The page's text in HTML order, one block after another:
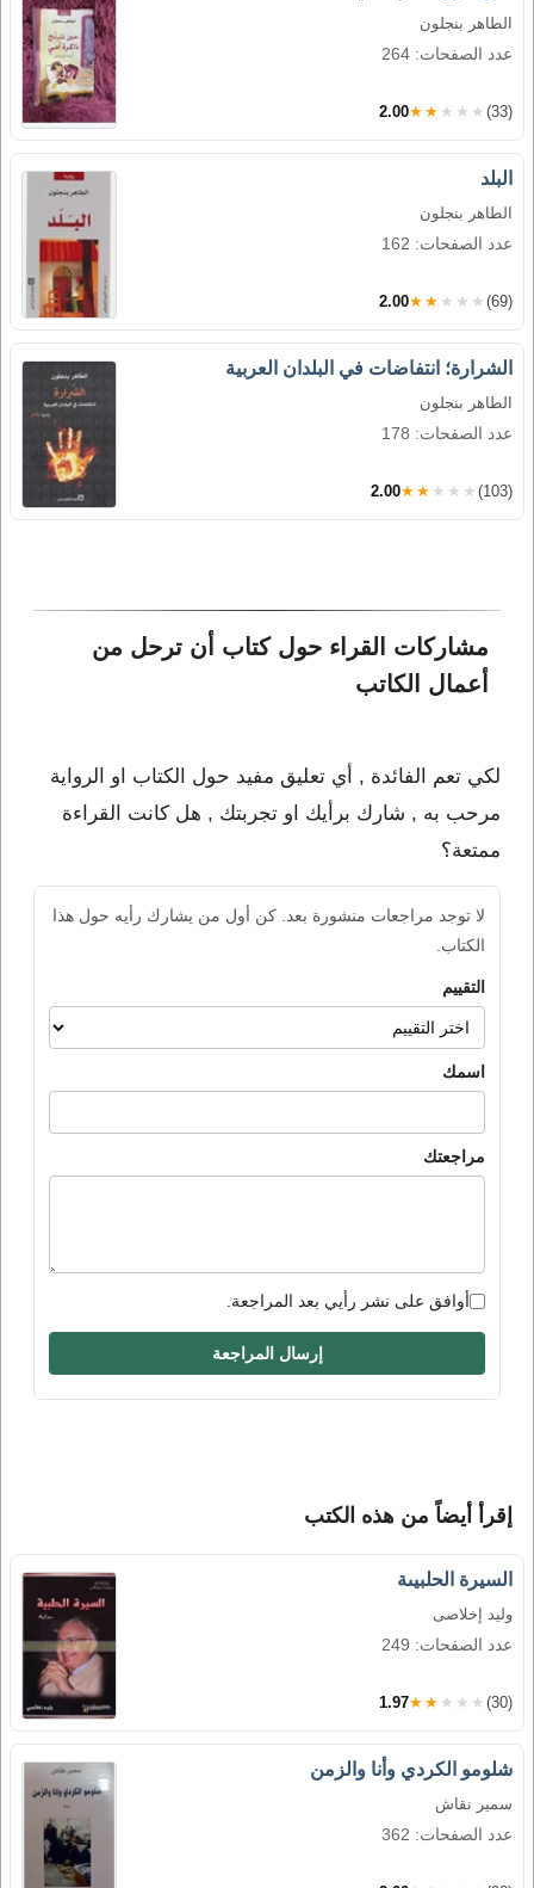
الطاهر بنجلون
عدد الصفحات: 264
2.00★★★★★ (33)
البلد
الطاهر بنجلون
عدد الصفحات: 162
2.00★★★★★ (69)
الشرارة؛ انتفاضات في البلدان العربية
الطاهر بنجلون
عدد الصفحات: 178
2.00★★★★★ (103)
مشاركات القراء حول كتاب أن ترحل من
أعمال الكاتب
لكي تعم الفائدة , أي تعليق مفيد حول الكتاب او الرواية
مرحب به , شارك برأيك او تجربتك , هل كانت القراءة
ممتعة؟
لا توجد مراجعات منشورة بعد. كن أول من يشارك رأيه حول هذا
الكتاب.
التقييم
اسمك
مراجعتك
أوافق على نشر رأيي بعد المراجعة.
إرسال المراجعة
إقرأ أيضاً من هذه الكتب
السيرة الحلبيىة
وليد إخلاصى
عدد الصفحات: 249
1.97★★★★★ (30)
شلومو الكردي وأنا والزمن
سمير نقاش
عدد الصفحات: 362